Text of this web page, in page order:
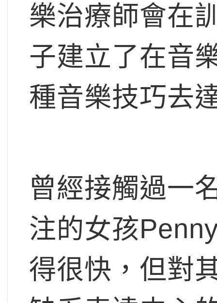
樂治療師會在
子建立了在音
種音樂技巧去
曾經接觸過一
注的女孩
得很快，但對